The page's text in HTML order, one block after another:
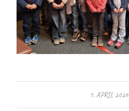
1. APRIL 2026